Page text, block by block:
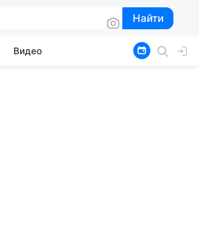
Найти
Найти
Видео